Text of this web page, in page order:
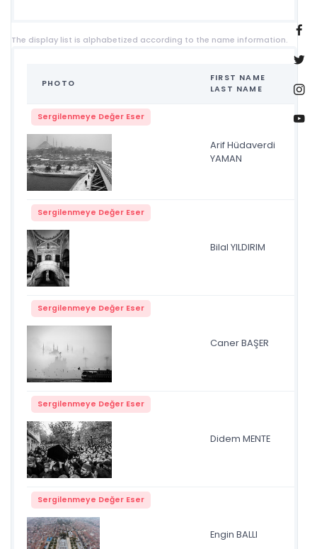
The display list is alphabetized according to the name information.
PHOTO
FIRST NAME
LAST NAME
Sergilenmeye Değer Eser
Arif Hüdaverdi
YAMAN
Sergilenmeye Değer Eser
Bilal YILDIRIM
Sergilenmeye Değer Eser
Caner BAŞER
Sergilenmeye Değer Eser
Didem MENTE
Sergilenmeye Değer Eser
Engin BALLI